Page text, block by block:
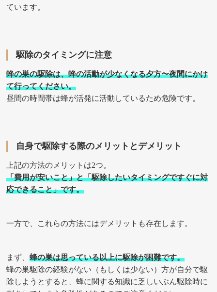
ています。
駆除のタイミングに注意
蜂の巣の駆除は、蜂の活動が少なくなる夕方〜夜間にかけ
て行ってください。
昼間の時間帯は蜂が活発に活動しているため危険です。
自身で駆除する際のメリットとデメリット
上記の方法のメリットは2つ。
「費用が安いこと」と「駆除したいタイミングですぐに対
応できること」です。
一方で、これらの方法にはデメリットも存在します。
まず、蜂の巣は思っている以上に駆除が困難です。
蜂の巣駆除の経験がない（もしくは少ない）方が自分で駆
除しようとすると、蜂に関する知識に乏しいぶん駆除時に